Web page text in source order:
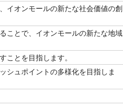
イオンモールの新たな社会価値の創
ことで、イオンモールの新たな地域
ことを目指します。
シュポイントの多様化を目指しま